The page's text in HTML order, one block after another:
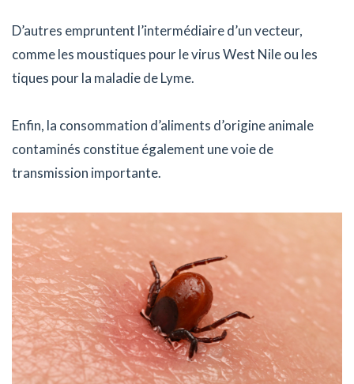
D’autres empruntent l’intermédiaire d’un vecteur,
comme les moustiques pour le virus West Nile ou les
tiques pour la maladie de Lyme.
Enfin, la consommation d’aliments d’origine animale
contaminés constitue également une voie de
transmission importante.